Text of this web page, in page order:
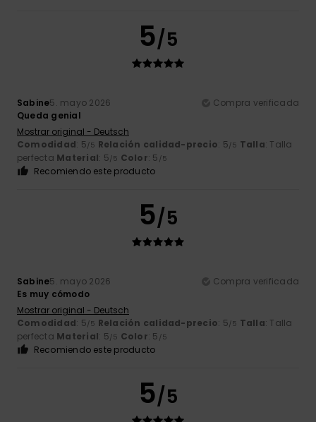
5/5
Sabine5. mayo 2026
Compra verificada
Queda genial
Mostrar original - Deutsch
Comodidad: 5/5 Relación calidad-precio: 5/5 Talla: Talla
perfecta Material: 5/5 Color: 5 /5
Recomiendo este producto
5/5
Sabine5. mayo 2026
Compra verificada
Es muy cómodo
Mostrar original - Deutsch
Comodidad: 5/5 Relación calidad-precio: 5/5 Talla: Talla
perfecta Material: 5/5 Color: 5 /5
Recomiendo este producto
5/5